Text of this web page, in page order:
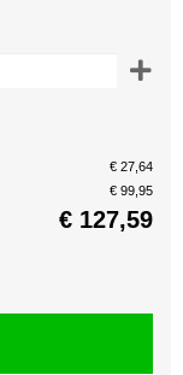
€ 27,64
€ 99,95
€ 127,59